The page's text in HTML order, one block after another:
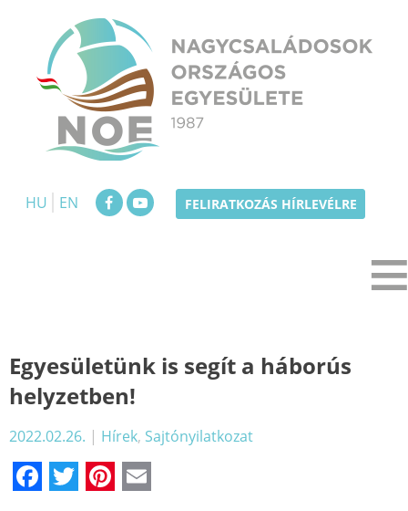
content
HU
EN FELIRATKOZÁS HÍRLEVÉLRE
Egyesületünk is segít a háborús
helyzetben!
2022.02.26. | Hírek, Sajtónyilatkozat
Facebook
TwitterPinterest